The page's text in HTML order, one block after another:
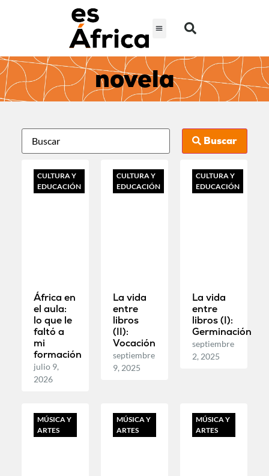
novela
Buscar
CULTURA Y
EDUCACIÓN
África en
el aula:
lo que le
faltó a
mi
formación
julio 9,
2026
CULTURA Y
EDUCACIÓN
La vida
entre
libros
(II):
Vocación
septiembre
9, 2025
CULTURA Y
EDUCACIÓN
La vida
entre
libros (I):
Germinación
septiembre
2, 2025
MÚSICA Y
ARTES
MÚSICA Y
ARTES
MÚSICA Y
ARTES